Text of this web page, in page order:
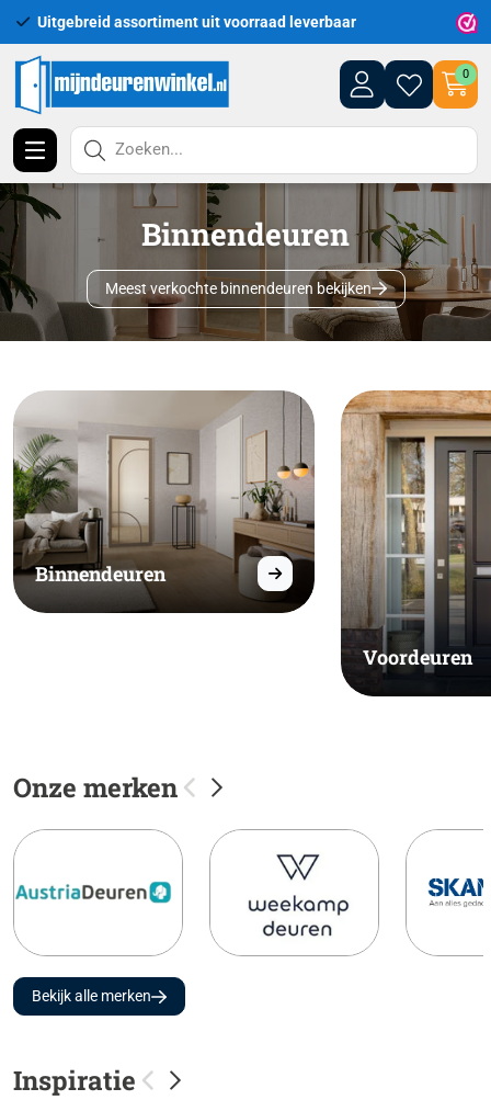
Uitgebreid assortiment uit voorraad leverbaar
0
Zoeken...
Binnendeuren
Meest verkochte binnendeuren bekijken
Binnendeuren
Voordeuren
Onze merken
Bekijk alle merken
Inspiratie